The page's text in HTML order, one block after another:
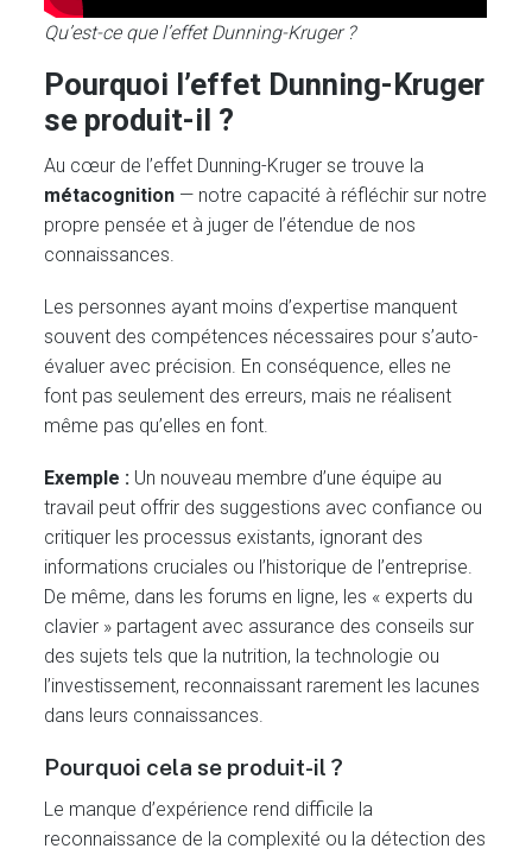
Qu’est-ce que l’effet Dunning-Kruger ?
Pourquoi l’effet Dunning-Kruger
se produit-il ?
Au cœur de l’effet Dunning-Kruger se trouve la
métacognition — notre capacité à réfléchir sur notre
propre pensée et à juger de l’étendue de nos
connaissances.
Les personnes ayant moins d’expertise manquent
souvent des compétences nécessaires pour s’auto-
évaluer avec précision. En conséquence, elles ne
font pas seulement des erreurs, mais ne réalisent
même pas qu’elles en font.
Exemple : Un nouveau membre d’une équipe au
travail peut offrir des suggestions avec confiance ou
critiquer les processus existants, ignorant des
informations cruciales ou l’historique de l’entreprise.
De même, dans les forums en ligne, les « experts du
clavier » partagent avec assurance des conseils sur
des sujets tels que la nutrition, la technologie ou
l’investissement, reconnaissant rarement les lacunes
dans leurs connaissances.
Pourquoi cela se produit-il ?
Le manque d’expérience rend difficile la
reconnaissance de la complexité ou la détection des